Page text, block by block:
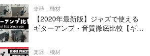
楽器・機材
【2020年最新版】ジャズで使える
ギターアンプ・音質徹底比較【ギタ
楽器・機材